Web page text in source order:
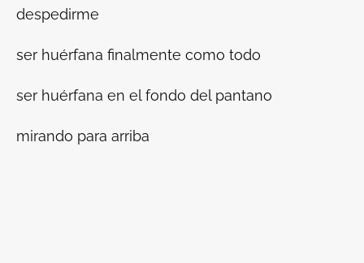
despedirme
ser huérfana finalmente como todo
ser huérfana en el fondo del pantano
mirando para arriba